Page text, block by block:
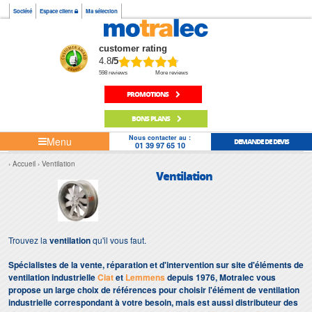
Société Espace client Ma sélection
customer rating
4.8/5
598 reviews More reviews
PROMOTIONS
BONS PLANS
Menu Nous contacter au :
01 39 97 65 10 DEMANDE DE DEVIS
Accueil Ventilation
Ventilation
Trouvez la ventilationqu'il vous faut.
Spécialistes de la vente, réparation et d'intervention sur site d'éléments de
ventilation industrielleCiatet Lemmensdepuis 1976, Motralec vous
propose un large choix de références pour choisir l'élément de ventilation
industrielle correspondant à votre besoin, mais est aussi distributeur des